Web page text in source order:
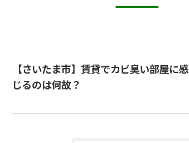
【さいたま市】賃貸でカビ臭い部屋に感
じるのは何故？